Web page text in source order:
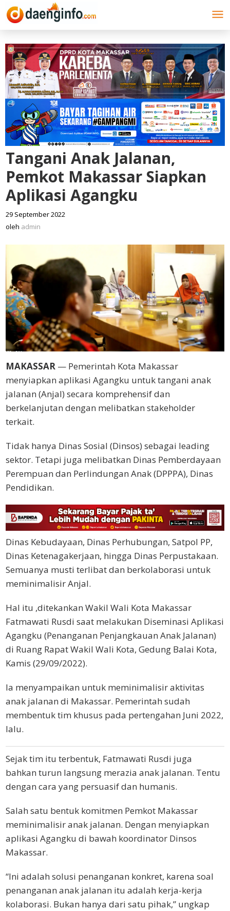
Lewati
ke
Tangani Anak Jalanan,
Pemkot Makassar Siapkan
Aplikasi Agangku
29 September 2022
oleh admin
MAKASSAR — Pemerintah Kota Makassar
menyiapkan aplikasi Agangku untuk tangani anak
jalanan (Anjal) secara komprehensif dan
berkelanjutan dengan melibatkan stakeholder
terkait.
Tidak hanya Dinas Sosial (Dinsos) sebagai leading
sektor. Tetapi juga melibatkan Dinas Pemberdayaan
Perempuan dan Perlindungan Anak (DPPPA), Dinas
Pendidikan.
Dinas Kebudayaan, Dinas Perhubungan, Satpol PP,
Dinas Ketenagakerjaan, hingga Dinas Perpustakaan.
Semuanya musti terlibat dan berkolaborasi untuk
meminimalisir Anjal.
Hal itu ,ditekankan Wakil Wali Kota Makassar
Fatmawati Rusdi saat melakukan Diseminasi Aplikasi
Agangku (Penanganan Penjangkauan Anak Jalanan)
di Ruang Rapat Wakil Wali Kota, Gedung Balai Kota,
Kamis (29/09/2022).
Ia menyampaikan untuk meminimalisir aktivitas
anak jalanan di Makassar. Pemerintah sudah
membentuk tim khusus pada pertengahan Juni 2022,
lalu.
Sejak tim itu terbentuk, Fatmawati Rusdi juga
bahkan turun langsung merazia anak jalanan. Tentu
dengan cara yang persuasif dan humanis.
Salah satu bentuk komitmen Pemkot Makassar
meminimalisir anak jalanan. Dengan menyiapkan
aplikasi Agangku di bawah koordinator Dinsos
Makassar.
“Ini adalah solusi penanganan konkret, karena soal
penanganan anak jalanan itu adalah kerja-kerja
kolaborasi. Bukan hanya dari satu pihak,” ungkap